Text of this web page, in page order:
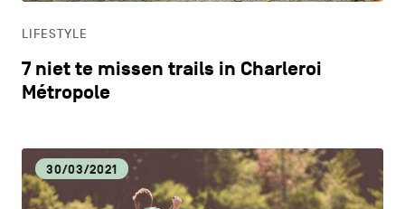
LIFESTYLE
7 niet te missen trails in Charleroi
Métropole
30/03/2021